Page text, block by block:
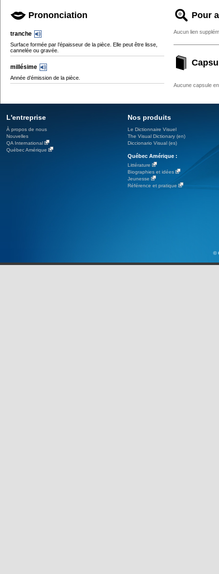
Prononciation
tranche
Surface formée par l’épaisseur de la pièce. Elle peut être lisse,
cannelée ou gravée.
millésime
Année d’émission de la pièce.
Pour
Aucun lien
Aucune capsule
L'entreprise
À propos de nous
Nouvelles
QA International
Québec Amérique
Nos produits
Le Dictionnaire Visuel
The Visual Dictionary (en)
Diccionario Visual (es)
Québec Amérique :
Littérature
Biographies et idées
Jeunesse
Référence et pratique
©